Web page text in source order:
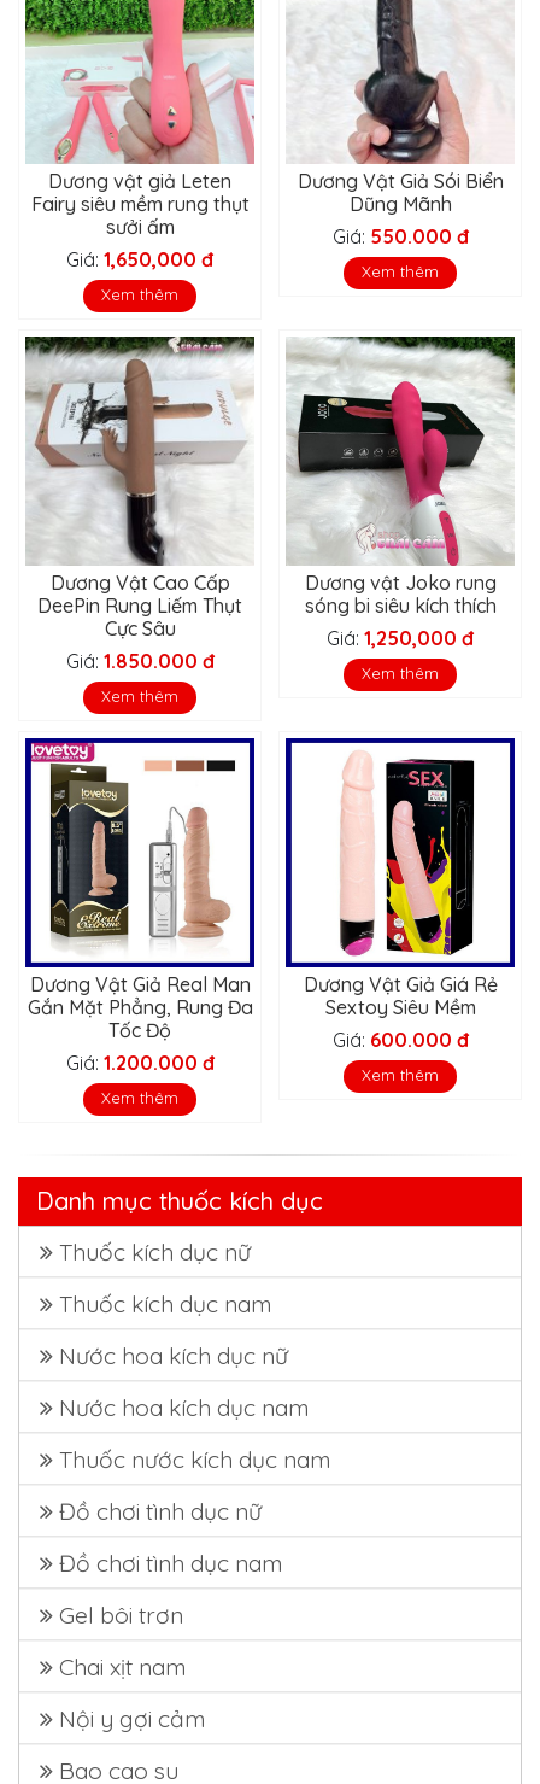
Dương vật giả Leten
Fairy siêu mềm rung thụt
sưởi ấm
Giá: 1,650,000 đ
Xem thêm
Dương Vật Giả Sói Biển
Dũng Mãnh
Giá: 550.000 đ
Xem thêm
Dương Vật Cao Cấp
DeePin Rung Liếm Thụt
Cực Sâu
Giá: 1.850.000 đ
Xem thêm
Dương vật Joko rung
sóng bi siêu kích thích
Giá: 1,250,000 đ
Xem thêm
Dương Vật Giả Real Man
Gắn Mặt Phẳng, Rung Đa
Tốc Độ
Giá: 1.200.000 đ
Xem thêm
Dương Vật Giả Giá Rẻ
Sextoy Siêu Mềm
Giá: 600.000 đ
Xem thêm
Danh mục thuốc kích dục
Thuốc kích dục nữ
Thuốc kích dục nam
Nước hoa kích dục nữ
Nước hoa kích dục nam
Thuốc nước kích dục nam
Đồ chơi tình dục nữ
Đồ chơi tình dục nam
Gel bôi trơn
Chai xịt nam
Nội y gợi cảm
Bao cao su